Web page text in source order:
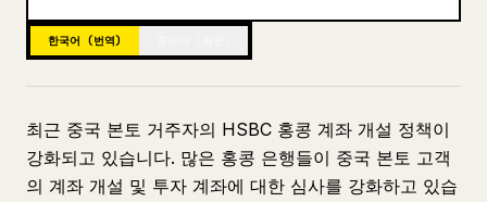
한국어 (번역)
최근 중국 본토 거주자의 HSBC 홍콩 계좌 개설 정책이
강화되고 있습니다. 많은 홍콩 은행들이 중국 본토 고객
의 계좌 개설 및 투자 계좌에 대한 심사를 강화하고 있습